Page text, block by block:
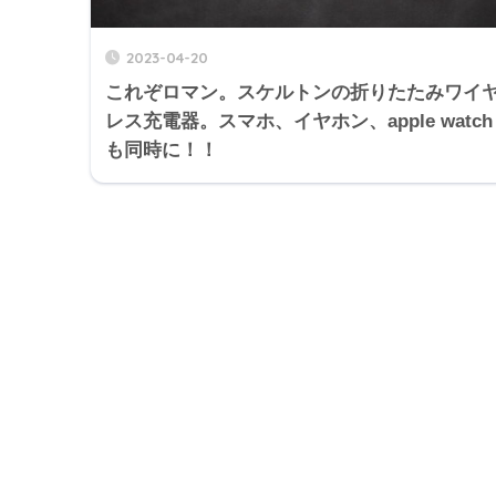
2023-04-20
これぞロマン。スケルトンの折りたたみワイ
レス充電器。スマホ、イヤホン、apple watch
も同時に！！